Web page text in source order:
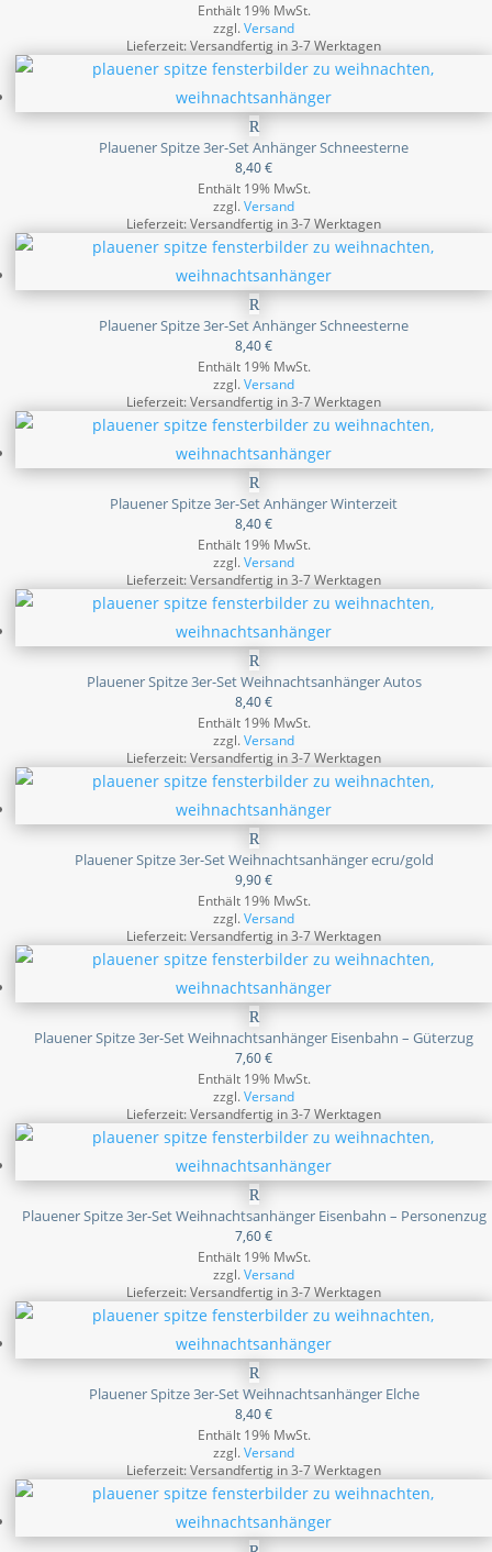
Enthält 19% MwSt.
zzgl.Versand
Lieferzeit: Versandfertig in 3-7 Werktagen
Plauener Spitze 3er-Set Anhänger Schneesterne
8,40€
Enthält 19% MwSt.
zzgl.Versand
Lieferzeit: Versandfertig in 3-7 Werktagen
Plauener Spitze 3er-Set Anhänger Schneesterne
8,40€
Enthält 19% MwSt.
zzgl.Versand
Lieferzeit: Versandfertig in 3-7 Werktagen
Plauener Spitze 3er-Set Anhänger Winterzeit
8,40€
Enthält 19% MwSt.
zzgl.Versand
Lieferzeit: Versandfertig in 3-7 Werktagen
Plauener Spitze 3er-Set Weihnachtsanhänger Autos
8,40€
Enthält 19% MwSt.
zzgl.Versand
Lieferzeit: Versandfertig in 3-7 Werktagen
Plauener Spitze 3er-Set Weihnachtsanhänger ecru/gold
9,90€
Enthält 19% MwSt.
zzgl.Versand
Lieferzeit: Versandfertig in 3-7 Werktagen
Plauener Spitze 3er-Set Weihnachtsanhänger Eisenbahn – Güterzug
7,60€
Enthält 19% MwSt.
zzgl.Versand
Lieferzeit: Versandfertig in 3-7 Werktagen
Plauener Spitze 3er-Set Weihnachtsanhänger Eisenbahn – Personenzug
7,60€
Enthält 19% MwSt.
zzgl.Versand
Lieferzeit: Versandfertig in 3-7 Werktagen
Plauener Spitze 3er-Set Weihnachtsanhänger Elche
8,40€
Enthält 19% MwSt.
zzgl.Versand
Lieferzeit: Versandfertig in 3-7 Werktagen